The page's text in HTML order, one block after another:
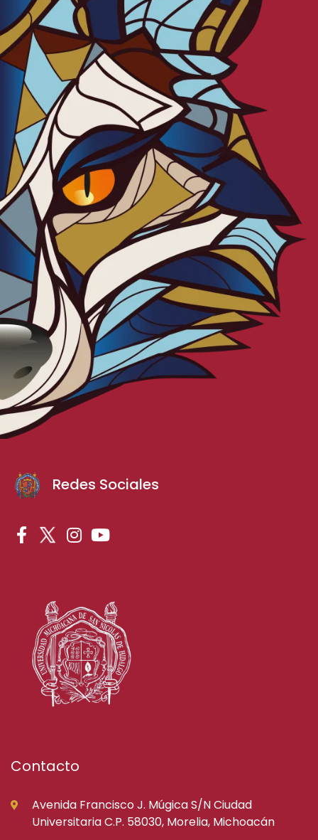
Redes Sociales
Contacto
Avenida Francisco J. Múgica S/N Ciudad
Universitaria C.P. 58030, Morelia, Michoacán